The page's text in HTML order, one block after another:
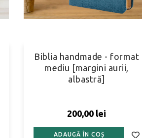
Biblia handmade - format
mediu [margini aurii,
albastră]
200,00 lei
ADAUGĂ ÎN COȘ